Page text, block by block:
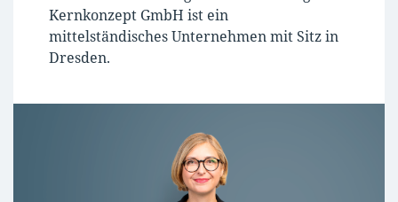
Kernkonzept GmbH ist ein
mittelständisches Unternehmen mit Sitz in
Dresden.